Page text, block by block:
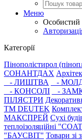
Меню
Особистий
Категорії
Пінополістирол
СОНАНТДАХ
- ЛИШТВА
-
- КОНСОЛІ
-
ПІЛЯСТРИ
ТМ DEUTEK
МАКСПРЕЙ Сухі
теплоізоляційні
"БАУСВІТ" Товари зі